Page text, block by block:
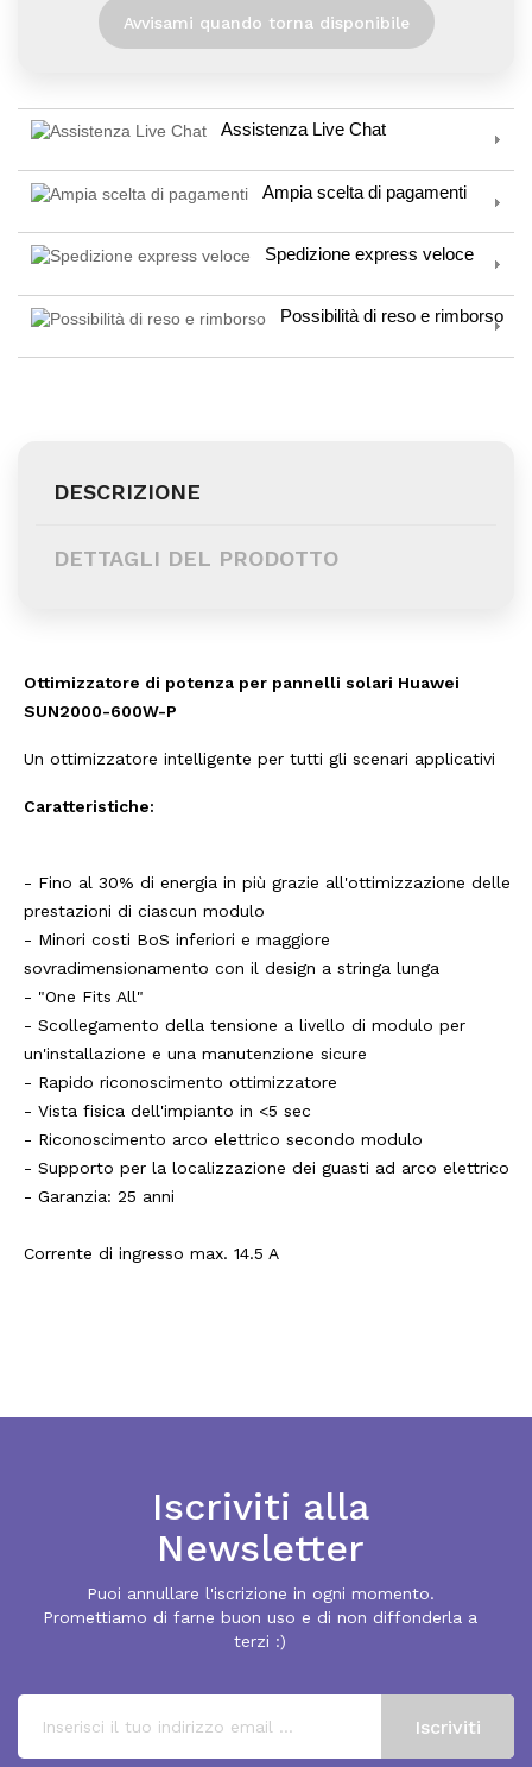
Avvisami quando torna disponibile
Assistenza Live Chat
Ampia scelta di pagamenti
Spedizione express veloce
Possibilità di reso e rimborso
DESCRIZIONE
DETTAGLI DEL PRODOTTO
Ottimizzatore di potenza per pannelli solari Huawei
SUN2000-600W-P
Un ottimizzatore intelligente per tutti gli scenari applicativi
Caratteristiche:
- Fino al 30% di energia in più grazie all'ottimizzazione delle
prestazioni di ciascun modulo
- Minori costi BoS inferiori e maggiore
sovradimensionamento con il design a stringa lunga
- "One Fits All"
- Scollegamento della tensione a livello di modulo per
un'installazione e una manutenzione sicure
- Rapido riconoscimento ottimizzatore
- Vista fisica dell'impianto in <5 sec
- Riconoscimento arco elettrico secondo modulo
- Supporto per la localizzazione dei guasti ad arco elettrico
- Garanzia: 25 anni
Corrente di ingresso max. 14.5 A
Iscriviti alla
Newsletter
Puoi annullare l'iscrizione in ogni momento.
Promettiamo di farne buon uso e di non diffonderla a
terzi :)